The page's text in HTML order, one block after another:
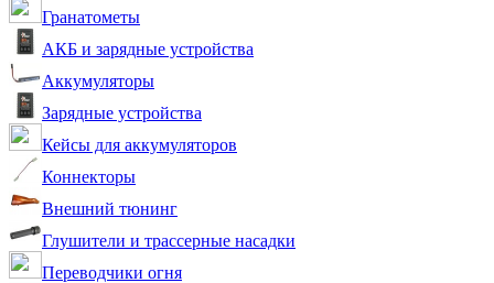
Гранатометы
АКБ и зарядные устройства
Аккумуляторы
Зарядные устройства
Кейсы для аккумуляторов
Коннекторы
Внешний тюнинг
Глушители и трассерные насадки
Переводчики огня